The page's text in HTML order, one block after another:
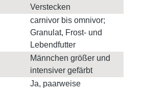
Verstecken
carnivor bis omnivor;
Granulat, Frost- und
Lebendfutter
Männchen größer und
intensiver gefärbt
Ja, paarweise